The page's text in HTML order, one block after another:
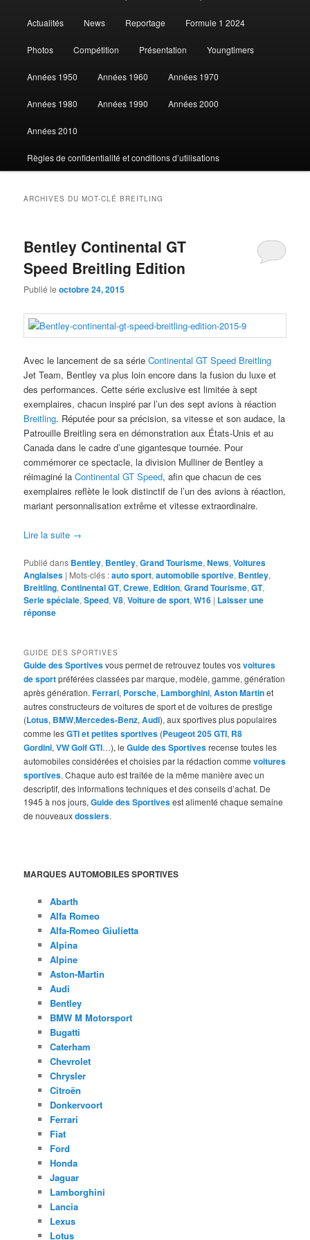
contenu
contenu
Actualités News Reportage Formule 1 2024
Photos Compétition Présentation Youngtimers
Années 1950 Années 1960 Années 1970
Années 1980 Années 1990 Années 2000
Années 2010
Règles de confidentialité et conditions d’utilisations
ARCHIVES DU MOT-CLÉBREITLING
Bentley Continental GT
Speed Breitling Edition
Publié leoctobre 24, 2015
Avec le lancement de sa sérieContinental GT Speed Breitling
Jet Team, Bentley va plus loin encore dans la fusion du luxe et
des performances. Cette série exclusive est limitée à sept
exemplaires, chacun inspiré par l’un des sept avions à réaction
Breitling. Réputée pour sa précision, sa vitesse et son audace, la
Patrouille Breitling sera en démonstration aux États-Unis et au
Canada dans le cadre d’une gigantesque tournée. Pour
commémorer ce spectacle, la division Mulliner de Bentley a
réimaginé laContinental GT Speed, afin que chacun de ces
exemplaires reflète le look distinctif de l’un des avions à réaction,
mariant personnalisation extrême et vitesse extraordinaire.
Lire la suite →
Publié dans Bentley, Bentley,Grand Tourisme,News,Voitures
Anglaises | Mots-clés :auto sport,automobile sportive, Bentley,
Breitling,Continental GT,Crewe, Edition,Grand Tourisme,GT,
Serie spéciale,Speed,V8,Voiture de sport,W16 | Laisser une
réponse
GUIDE DES SPORTIVES
Guide des Sportivesvous permet de retrouvez toutes vosvoitures
de sportpréférées classées par marque, modèle, gamme, génération
après génération.Ferrari, Porsche, Lamborghini,Aston Martinet
autres constructeurs de voitures de sport et de voitures de prestige
(Lotus, BMW,Mercedes-Benz,Audi), aux sportives plus populaires
comme lesGTI et petites sportives (Peugeot 205 GTI, R8
Gordini,VW Golf GTI…), leGuide des Sportivesrecense toutes les
automobiles considérées et choisies par la rédaction commevoitures
sportives. Chaque auto est traitée de la même manière avec un
descriptif, des informations techniques et des conseils d’achat. De
1945 à nos jours,Guide des Sportivesest alimenté chaque semaine
de nouveauxdossiers.
MARQUES AUTOMOBILES SPORTIVES
Abarth
Alfa Romeo
Alfa-Romeo Giulietta
Alpina
Alpine
Aston-Martin
Audi
Bentley
BMW M Motorsport
Bugatti
Caterham
Chevrolet
Chrysler
Citroën
Donkervoort
Ferrari
Fiat
Ford
Honda
Jaguar
Lamborghini
Lancia
Lexus
Lotus